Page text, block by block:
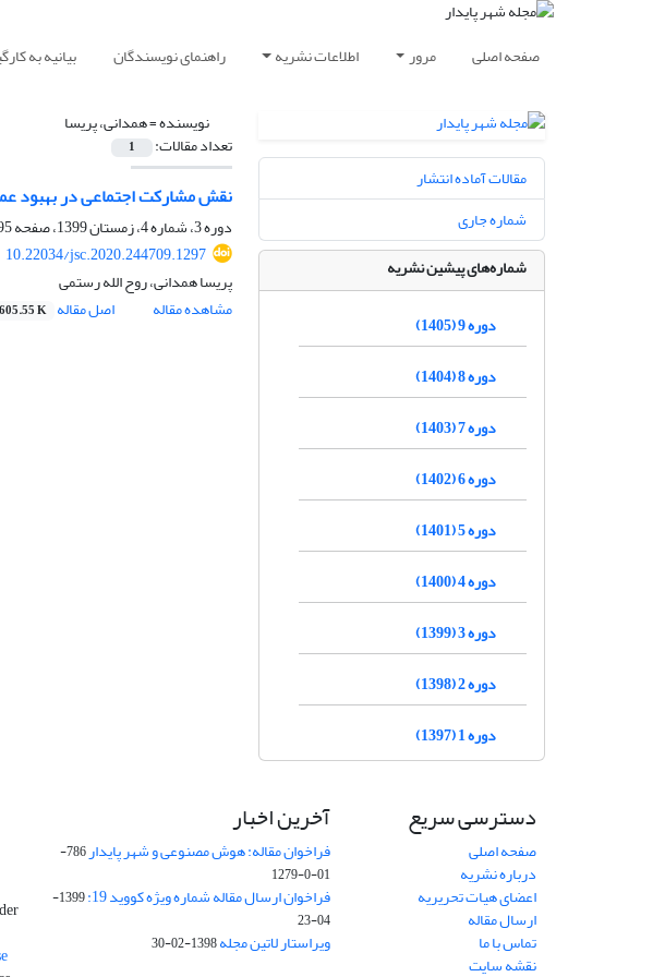
صفحه اصلی مرور اطلاعات نشریه راهنمای نویسندگان بیانیه به
نویسنده =همدانی، پریسا
تعداد مقالات: 1
نقش مشارکت اجتماعی در بهبود
دوره 3، شماره 4، زمستان 1399، صفحه
10.22034/jsc.2020.244709.1297
پریسا همدانی، روح الله رستمی
مشاهده مقاله
اصل مقاله 605.55 K
مقالات آماده انتشار
شماره جاری
شماره‌های پیشین نشریه
دوره 9 (1405)
دوره 8 (1404)
دوره 7 (1403)
دوره 6 (1402)
دوره 5 (1401)
دوره 4 (1400)
دوره 3 (1399)
دوره 2 (1398)
دوره 1 (1397)
دسترسی سریع
صفحه اصلی
درباره نشریه
اعضای هیات تحریریه
ارسال مقاله
تماس با ما
نقشه سایت
آخرین اخبار
فراخوان مقاله: هوش مصنوعی و شهر پایدار
786-
01-0-1279
فراخوان ارسال مقاله شماره ویژه کووید 19:
1399-
04-23
ویراستار لاتین مجله1398-02-30